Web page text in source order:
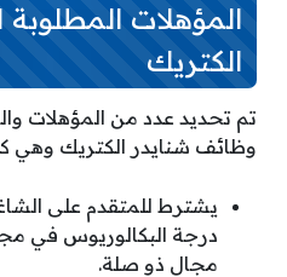
المؤهلات
الكتريك
تم تحديد عدد من المؤهلات
وظائف شنايدر الكتريك وهي
يشترط للمتقدم على
درجة البكالوريوس في
مجال ذو صلة.